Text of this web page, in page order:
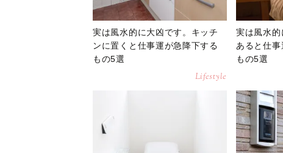
実は風水的に大凶です。キッチ
ンに置くと仕事運が急降下する
もの5選
Lifestyle
実は風水的
あると仕
もの5選